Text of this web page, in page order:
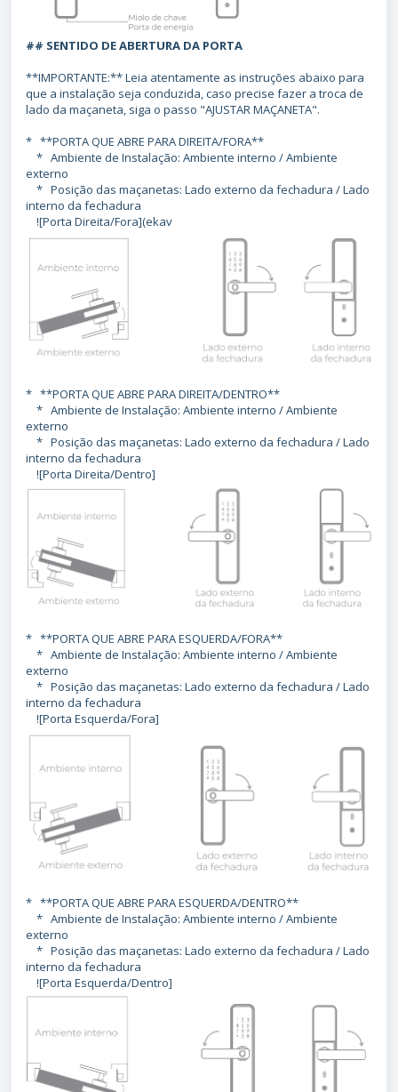
## SENTIDO DE ABERTURA DA PORTA
**IMPORTANTE:** Leia atentamente as instruções abaixo para
que a instalação seja conduzida, caso precise fazer a troca de
lado da maçaneta, siga o passo "AJUSTAR MAÇANETA".
* **PORTA QUE ABRE PARA DIREITA/FORA**
* Ambiente de Instalação: Ambiente interno / Ambiente
externo
* Posição das maçanetas: Lado externo da fechadura / Lado
interno da fechadura
![Porta Direita/Fora](ekav
* **PORTA QUE ABRE PARA DIREITA/DENTRO**
* Ambiente de Instalação: Ambiente interno / Ambiente
externo
* Posição das maçanetas: Lado externo da fechadura / Lado
interno da fechadura
![Porta Direita/Dentro]
* **PORTA QUE ABRE PARA ESQUERDA/FORA**
* Ambiente de Instalação: Ambiente interno / Ambiente
externo
* Posição das maçanetas: Lado externo da fechadura / Lado
interno da fechadura
![Porta Esquerda/Fora]
* **PORTA QUE ABRE PARA ESQUERDA/DENTRO**
* Ambiente de Instalação: Ambiente interno / Ambiente
externo
* Posição das maçanetas: Lado externo da fechadura / Lado
interno da fechadura
![Porta Esquerda/Dentro]